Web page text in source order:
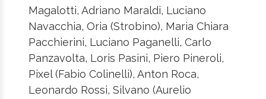
Magalotti, Adriano Maraldi, Luciano
Navacchia, Oria (Strobino), Maria Chiara
Pacchierini, Luciano Paganelli, Carlo
Panzavolta, Loris Pasini, Piero Pineroli,
Pixel (Fabio Colinelli), Anton Roca,
Leonardo Rossi, Silvano (Aurelio